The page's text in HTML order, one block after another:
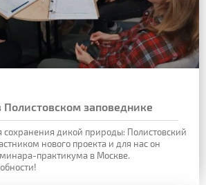
заповеднике
сохранения дикой природы: Полистовский
нового проекта и для нас он
практикума в Москве.